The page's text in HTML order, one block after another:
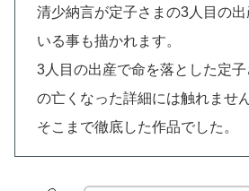
清少納言が定子さまの3人目の
いる事も描かれます。
3人目の出産で命を落とした定
の亡くなった詳細には触れません
そこまで徹底した作品でした。